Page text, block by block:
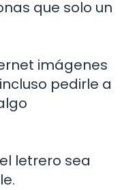
que solo un
imágenes
pedirle a
letrero sea